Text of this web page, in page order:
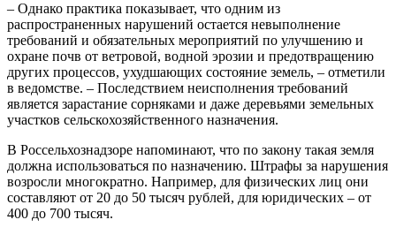
– Однако практика показывает, что одним из
распространенных нарушений остается невыполнение
требований и обязательных мероприятий по улучшению и
охране почв от ветровой, водной эрозии и предотвращению
других процессов, ухудшающих состояние земель, – отметили
в ведомстве. – Последствием неисполнения требований
является зарастание сорняками и даже деревьями земельных
участков сельскохозяйственного назначения.
В Россельхознадзоре напоминают, что по закону такая земля
должна использоваться по назначению. Штрафы за нарушения
возросли многократно. Например, для физических лиц они
составляют от 20 до 50 тысяч рублей, для юридических – от
400 до 700 тысяч.